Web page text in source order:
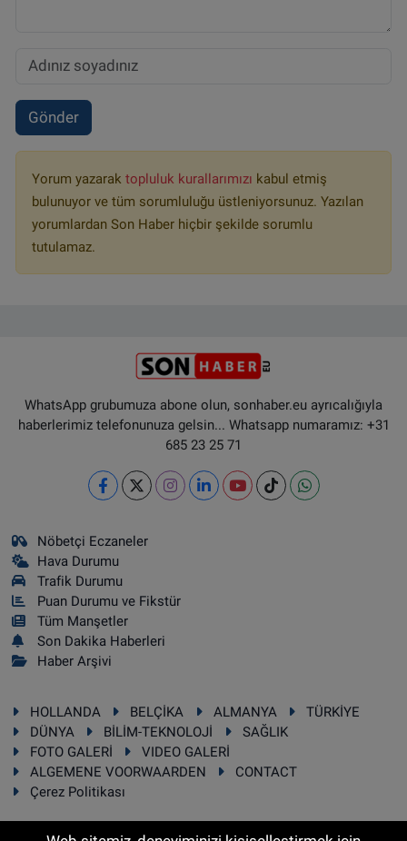
Gönder
Yorum yazarak topluluk kurallarımızı kabul etmiş
bulunuyor ve tüm sorumluluğu üstleniyorsunuz. Yazılan
yorumlardan Son Haber hiçbir şekilde sorumlu
tutulamaz.
WhatsApp grubumuza abone olun, sonhaber.eu ayrıcalığıyla
haberlerimiz telefonunuza gelsin... Whatsapp numaramız: +31
685 23 25 71
Nöbetçi Eczaneler
Hava Durumu
Trafik Durumu
Puan Durumu ve Fikstür
Tüm Manşetler
Son Dakika Haberleri
Haber Arşivi
HOLLANDA BELÇİKA ALMANYA
TÜRKİYE
DÜNYA
BİLİM-TEKNOLOJİ
SAĞLIK
FOTO GALERİ
VIDEO GALERİ
ALGEMENE VOORWAARDEN
CONTACT
Çerez Politikası